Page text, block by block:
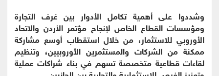
وشددوا على أهمية تكامل الأدوار بين غرف التجارة
ومؤسسات القطاع الخاص لإنجاح مؤتمر الأردن والاتحاد
الأوروبي للاستثمار، من خلال استقطاب أوسع مشاركة
ممكنة من الشركات والمستثمرين الأوروبيين، وتنظيم
لقاءات قطاعية متخصصة تسهم في بناء شراكات عملية